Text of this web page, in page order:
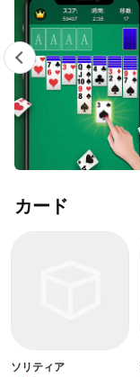
カード
ソリティア